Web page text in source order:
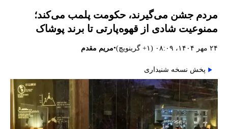
مردم جشن می‌گیرند، حکومت پلمب می‌کند؛
ممنوعیت شادی از قهوه‌پارتی تا برند پوشاک
۲۴ مهر ۱۴۰۴، ۰۸:۰۹ (‎+۱ گرینویچ) •مریم مقدم
پخش نسخه شنیداری